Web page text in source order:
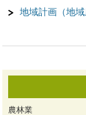
地域計画（地
農林業